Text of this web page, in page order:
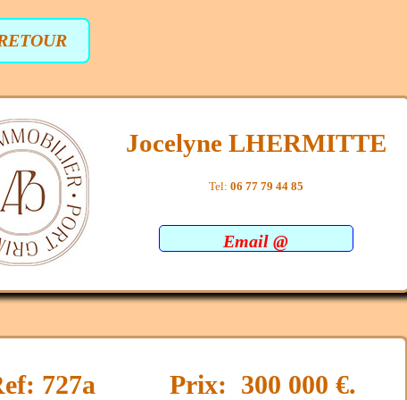
Jocelyne LHERMITTE
Tel: 06 77 79 44 85
Email @
727a Prix: 300 000 €.